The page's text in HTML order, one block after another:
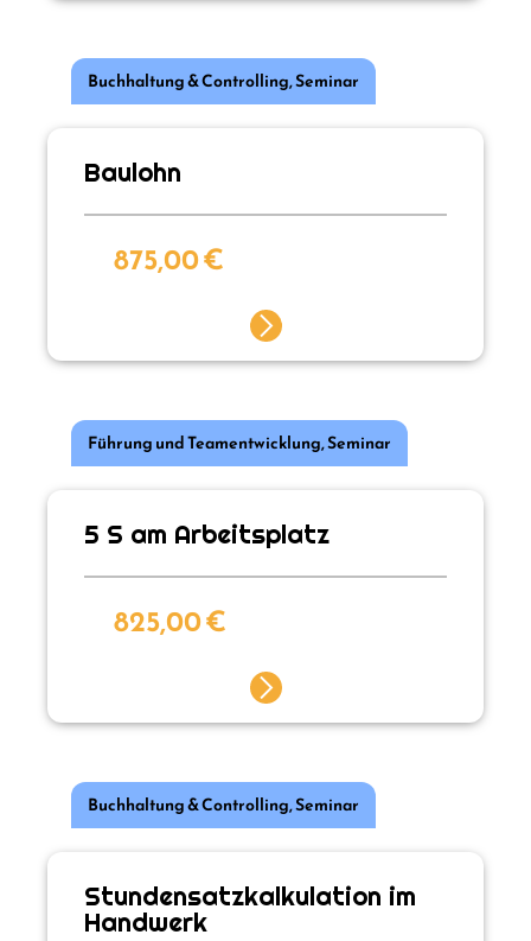
Buchhaltung & Controlling,Seminar
Baulohn
875,00€
Führung und Teamentwicklung,Seminar
5 S am Arbeitsplatz
825,00€
Buchhaltung & Controlling,Seminar
Stundensatzkalkulation im
Handwerk